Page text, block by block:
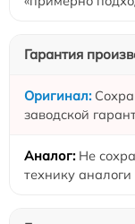
Гарантия
заводской
Не
технику